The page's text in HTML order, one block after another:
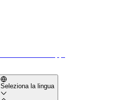
Seleziona la lingua